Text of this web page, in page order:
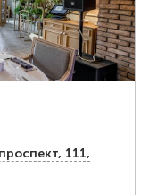
111,